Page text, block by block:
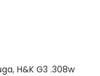
, H&K G3 .308w